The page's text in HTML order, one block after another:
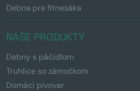
Debna pre fitnesáka
NAŠE PRODUKTY
Debny s páčidlom
Truhlice so zámočkom
Domáci pivovar